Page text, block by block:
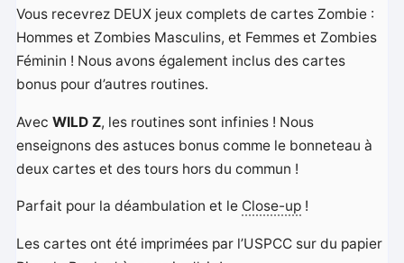
Vous recevrez DEUX jeux complets de cartes Zombie :
Hommes et Zombies Masculins, et Femmes et Zombies
Féminin ! Nous avons également inclus des cartes
bonus pour d’autres routines.
AvecWILD Z, les routines sont infinies ! Nous
enseignons des astuces bonus comme le bonneteau à
deux cartes et des tours hors du commun !
Parfait pour la déambulation et le Close-up !
Les cartes ont été imprimées par l’USPCC sur du papier